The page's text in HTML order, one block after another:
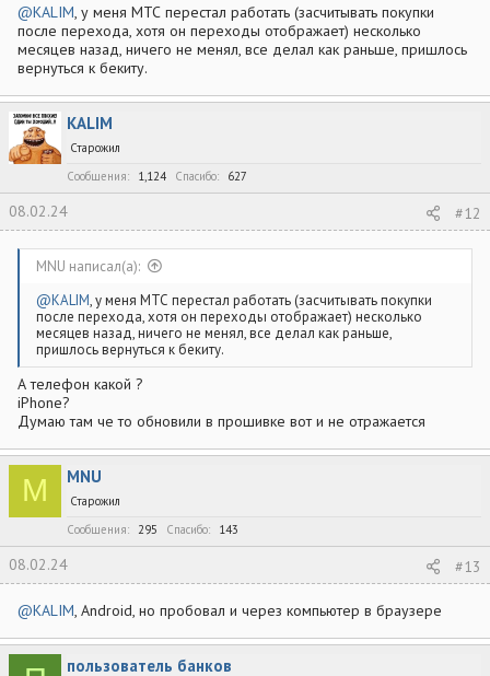
@KALIM, у меня МТС перестал работать (засчитывать покупки
после перехода, хотя он переходы отображает) несколько
месяцев назад, ничего не менял, все делал как раньше, пришлось
вернуться к бекиту.
KALIM
Старожил
Сообщения
1,124 Спасибо 627
08.02.24 #12
MNU написал(а):
@KALIM, у меня МТС перестал работать (засчитывать покупки
после перехода, хотя он переходы отображает) несколько
месяцев назад, ничего не менял, все делал как раньше,
пришлось вернуться к бекиту.
А телефон какой ?
iPhone?
Думаю там че то обновили в прошивке вот и не отражается
M MNU
Старожил
Сообщения
295 Спасибо 143
08.02.24 #13
@KALIM, Android, но пробовал и через компьютер в браузере
пользователь банков